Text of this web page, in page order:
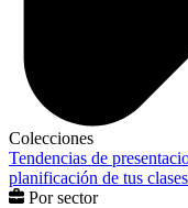
Colecciones
Tendencias de
planificación de tus clases
Por sector